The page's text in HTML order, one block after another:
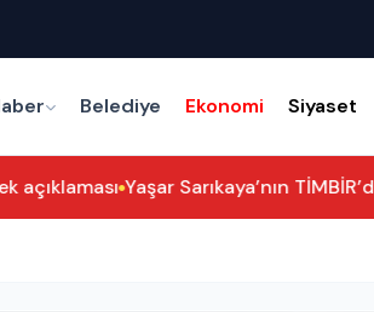
Belediye Ekonomi Siyaset
Yaşar Sarıkaya’nın